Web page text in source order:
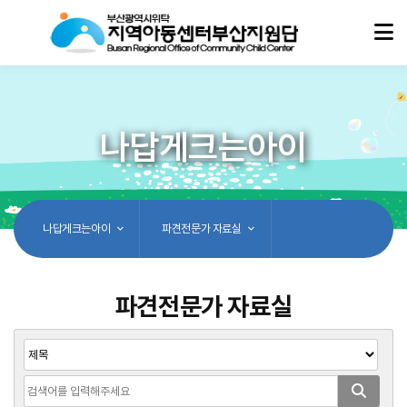
나답게크는아이
나답게크는아이 파견전문가 자료실
파견전문가 자료실